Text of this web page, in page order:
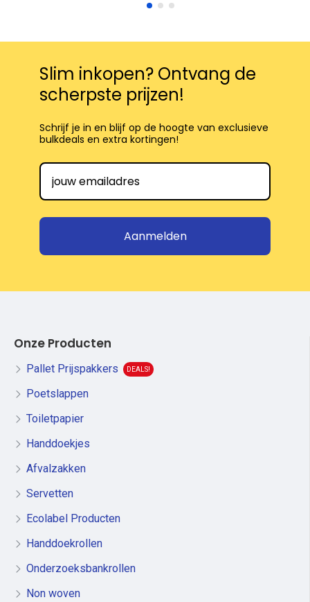
Slim inkopen? Ontvang de
scherpste prijzen!
Schrijf je in en blijf op de hoogte van exclusieve
bulkdeals en extra kortingen!
Aanmelden
Onze Producten
Pallet Prijspakkers DEALS!
Poetslappen
Toiletpapier
Handdoekjes
Afvalzakken
Servetten
Ecolabel Producten
Handdoekrollen
Onderzoeksbankrollen
Non woven